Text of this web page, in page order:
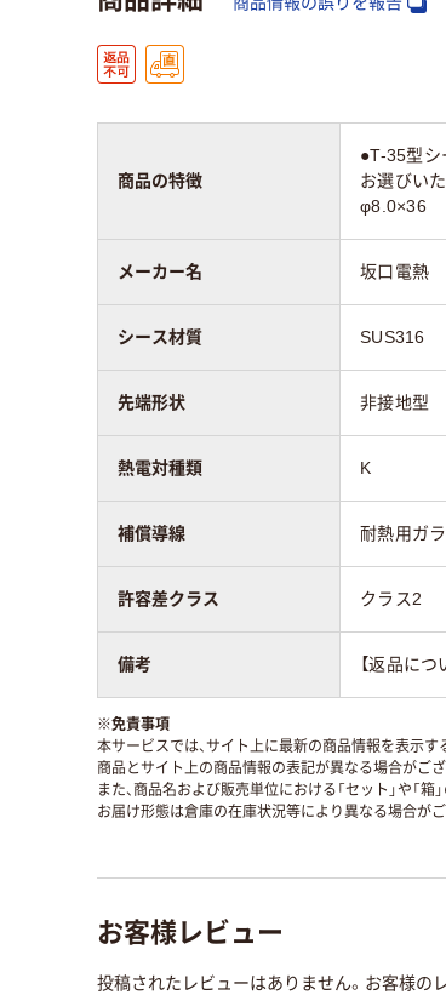
商品の特徴
●T-35型シ
お選びい
φ8.0×36
メーカー名 坂口電熱
シース材質 SUS316
先端形状 非接地型
熱電対種類 K
補償導線 耐熱用ガラ
許容差クラス クラス2
備考 【返品に
※免責事項
本サービスでは、サイト上に最新の商品情報を表示す
商品とサイト上の商品情報の表記が異なる場合がご
また、商品名および販売単位における「セット」や「
お届け形態は倉庫の在庫状況等により異なる場合が
お客様レビュー
投稿されたレビューはありません。お客様の